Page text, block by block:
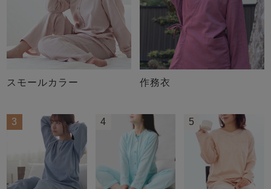
スモールカラー 作務衣
3 4 5